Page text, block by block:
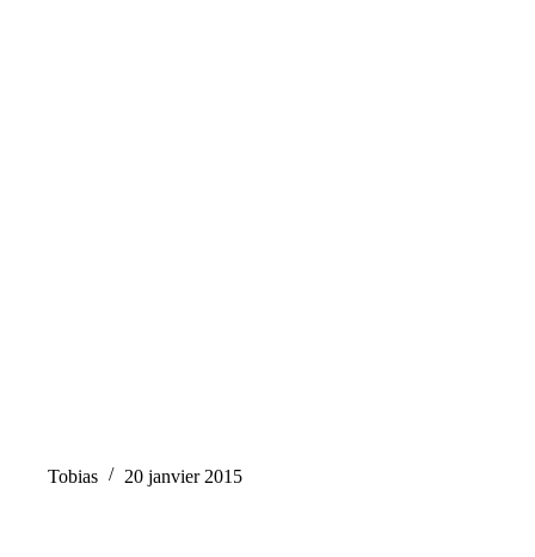
Tobias 20 janvier 2015